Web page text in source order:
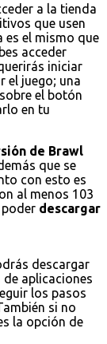
a la tienda
que usen
es el mismo que
acceder
iniciar
el juego; una
el botón
en tu
de Brawl
que se
con esto es
al menos 103
descargar
descargar
aplicaciones
los pasos
si no
la opción de